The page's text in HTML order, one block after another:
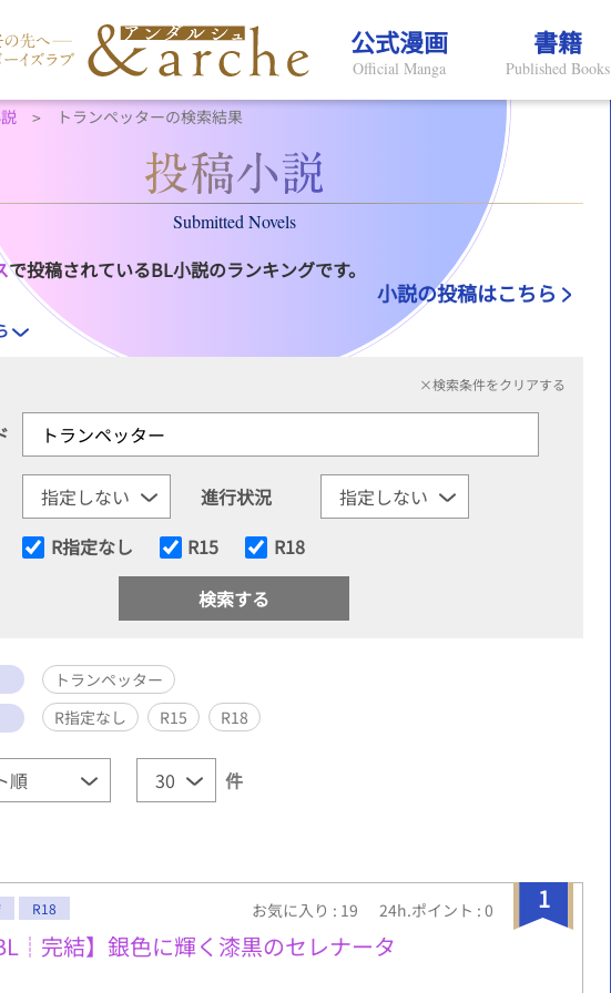
公式漫画
Official Manga
書籍
Published Books
トランペッターの検索結果
Submitted Novels
で投稿されているBL小説のランキングです。
小説の投稿はこちら
×検索条件をクリアする
進行状況
R指定なし R15 R18
トランペッター
R指定なし R15 R18
件
1
R18 お気に入り : 19 24h.ポイント : 0
完結】銀色に輝く漆黒のセレナータ